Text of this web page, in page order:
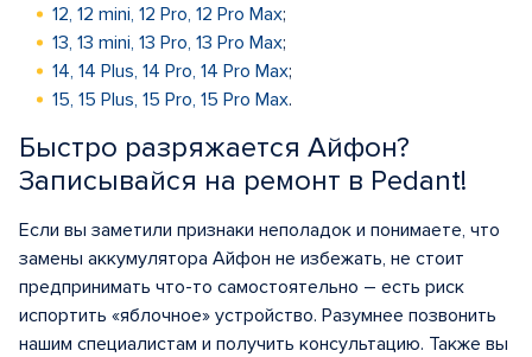
12, 12 mini, 12 Pro, 12 Pro Max;
13, 13 mini, 13 Pro, 13 Pro Max;
14, 14 Plus, 14 Pro, 14 Pro Max;
15, 15 Plus, 15 Pro, 15 Pro Max.
Быстро разряжается Айфон?
Записывайся на ремонт в Pedant!
Если вы заметили признаки неполадок и понимаете, что
замены аккумулятора Айфон не избежать, не стоит
предпринимать что-то самостоятельно – есть риск
испортить «яблочное» устройство. Разумнее позвонить
нашим специалистам и получить консультацию. Также вы